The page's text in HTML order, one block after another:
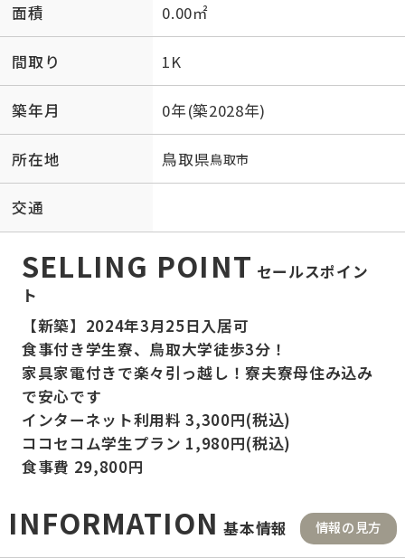
面積 0.00㎡
間取り 1K
築年月 0年(築2028年)
所在地 鳥取県鳥取市
交通
SELLING POINT セールスポイン
ト
【新築】2024年3月25日入居可
食事付き学生寮、鳥取大学徒歩3分！
家具家電付きで楽々引っ越し！寮夫寮母住み込み
で安心です
インターネット利用料 3,300円(税込)
ココセコム学生プラン 1,980円(税込)
食事費 29,800円
INFORMATION 基本情報 情報の見方